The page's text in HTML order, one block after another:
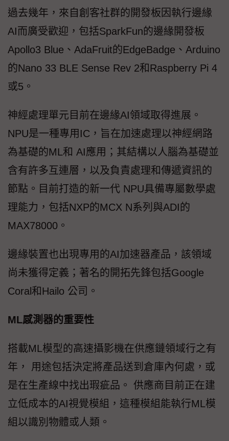
過去幾年，來自創客社群的開發板因執行邊緣
AI而廣受歡迎，包括SparkFun的邊緣開發板
Apollo3 Blue、AdaFruit的EdgeBadge、Arduino
的Nano 33 BLE Sense Rev 2和Raspberry Pi 4
或5。
神經處理單元目前在邊緣AI領域取得進展。
NPU是一種專用IC，旨在加速處理以神經網路
為基礎的ML和 AI應用；其結構以人腦為基礎並
含有許多互連層，以及負責處理和傳遞資訊的
節點。目前打造的新一代 NPU具備專屬數學處
理能力，包括NXP的MCX N系列與ADI的
MAX78000。
邊緣裝置也出現專用的AI加速器產品，該領域
尚未獲得定義；著名的開拓先鋒包括Google
Coral和Hailo 公司。
ML感測器的重要性
搭載ML模型的高速攝影機在供應鏈領域行之有
年， 用途包括決定將產品送到倉庫內何處，或
是在生產線中找出瑕疵品。 供應商目前正在建
立低成本的AI視覺模組，這種模組能執行ML模
組以識別物體或人類。